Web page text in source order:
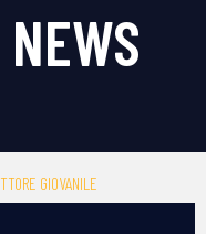
GIOVANILE